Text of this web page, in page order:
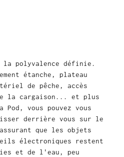
la polyvalence définie.
étanche, plateau
de pêche, accès
la cargaison... et plus
vous pouvez vous
derrière vous sur le
que les objets
électroniques restent
et de l'eau, peu